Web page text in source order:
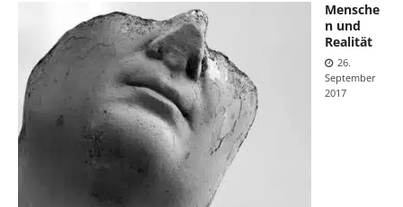
Mensche
n und
Realität
26.
September
2017